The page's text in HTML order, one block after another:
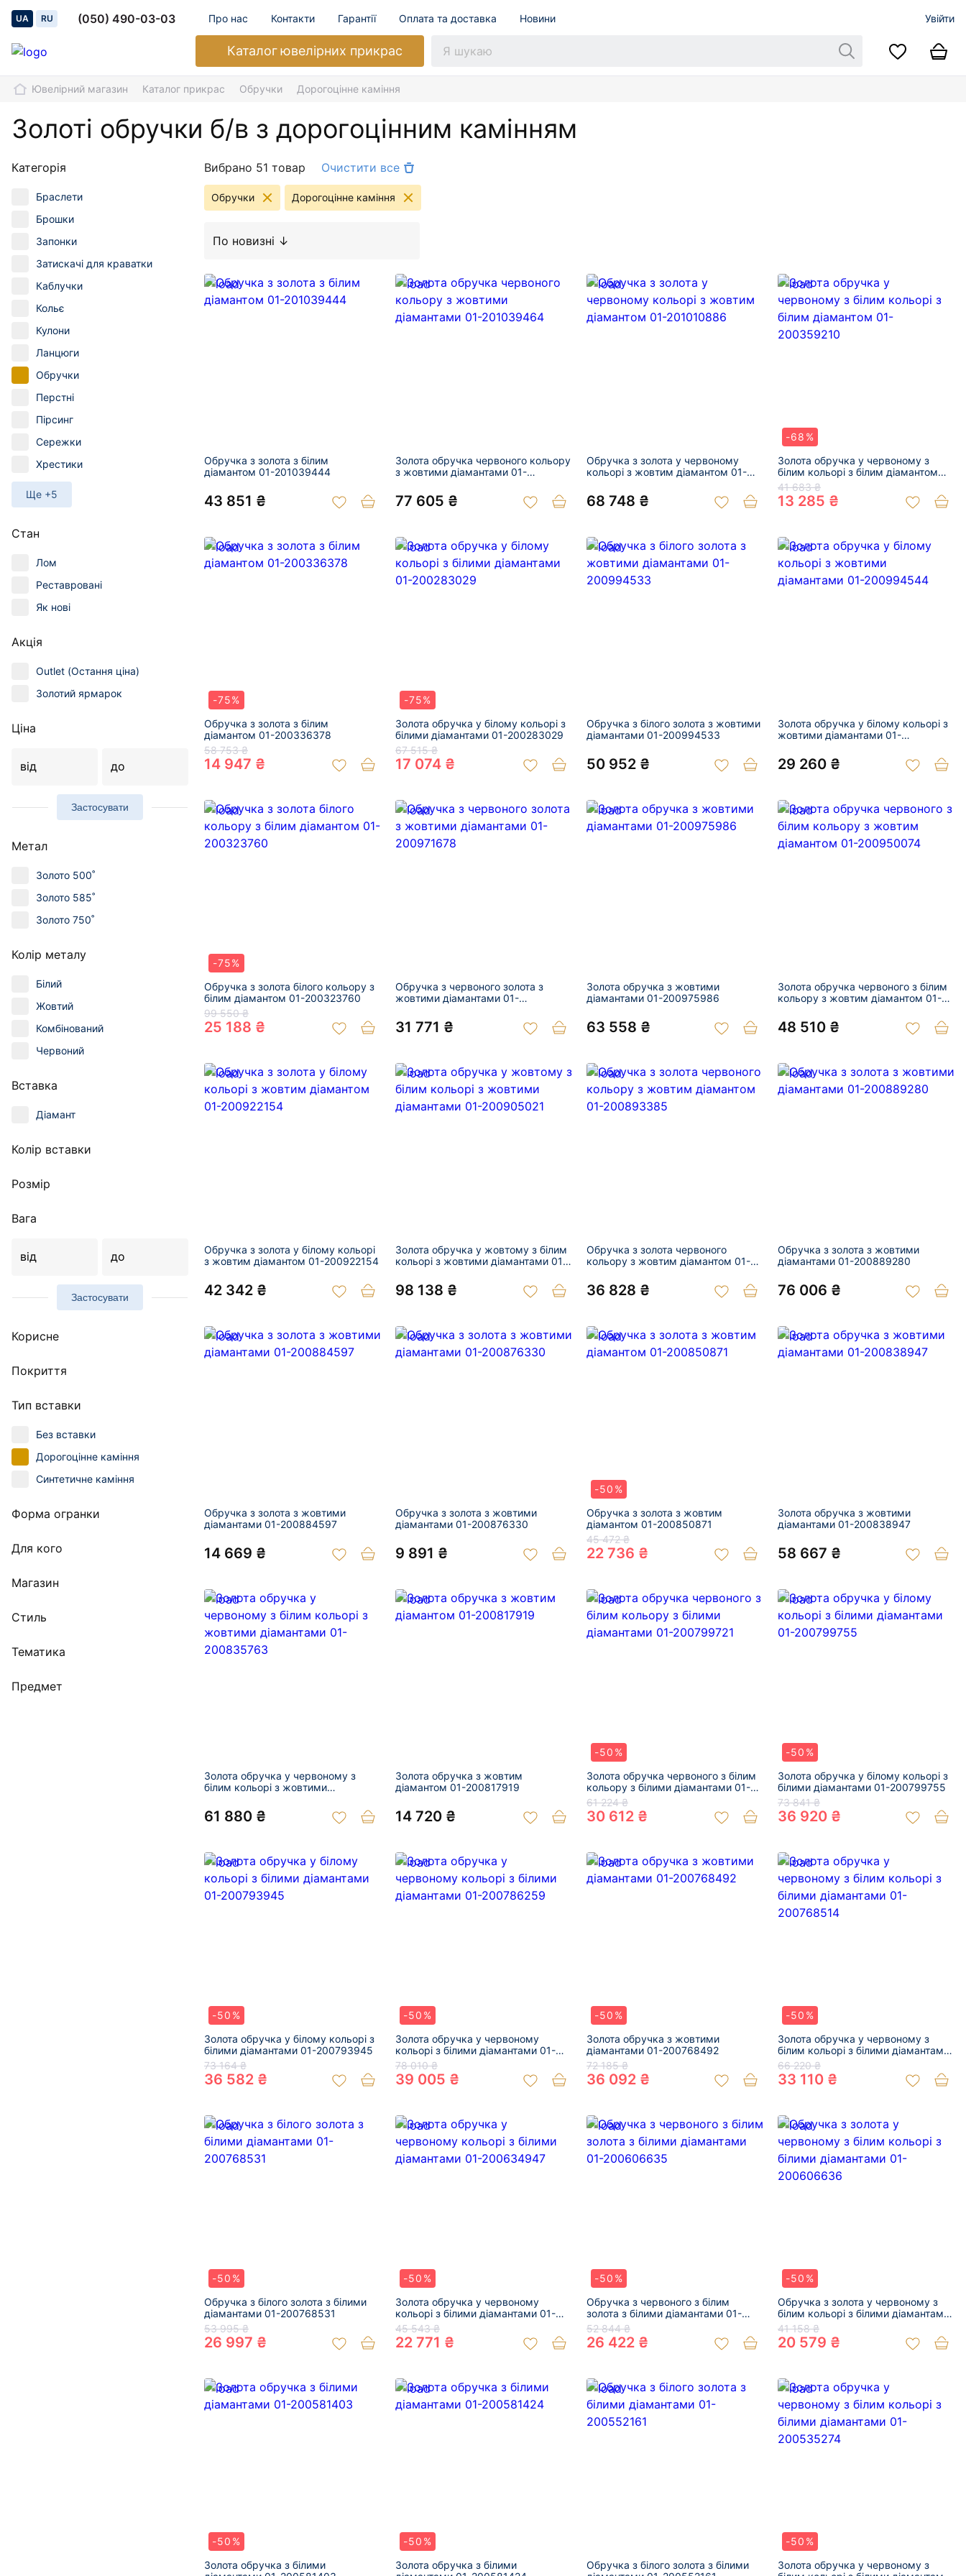
UA RU (050) 490-03-03 Про нас Контакти Гарантії Оплата та доставка Новини Увійти
Каталогювелірних прикрас
Ювелірний магазин Каталог прикрас Обручки Дорогоцінне каміння
Золоті обручки б/в з дорогоцінним камінням
Вибрано 51 товар Очистити все
Обручки Дорогоцінне каміння
По новизні ↓
Обручка з золота з білим
діамантом 01-201039444
43 851 ₴
Золота обручка червоного кольору
з жовтими діамантами 01-
77 605 ₴
Обручка з золота у червоному
кольорі з жовтим діамантом 01-
68 748 ₴
-68%
Золота обручка у червоному з
білим кольорі з білим діамантом
01-200359210
41 683 ₴
13 285 ₴
-75%
Обручка з золота з білим
діамантом 01-200336378
58 753 ₴
14 947 ₴
-75%
Золота обручка у білому кольорі з
білими діамантами 01-200283029
67 515 ₴
17 074 ₴
Обручка з білого золота з жовтими
діамантами 01-200994533
50 952 ₴
Золота обручка у білому кольорі з
жовтими діамантами 01-
29 260 ₴
-75%
Обручка з золота білого кольору з
білим діамантом 01-200323760
99 550 ₴
25 188 ₴
Обручка з червоного золота з
жовтими діамантами 01-
31 771 ₴
Золота обручка з жовтими
діамантами 01-200975986
63 558 ₴
Золота обручка червоного з білим
кольору з жовтим діамантом 01-
48 510 ₴
Обручка з золота у білому кольорі
з жовтим діамантом 01-200922154
42 342 ₴
Золота обручка у жовтому з білим
кольорі з жовтими діамантами 01-
98 138 ₴
Обручка з золота червоного
кольору з жовтим діамантом 01-
36 828 ₴
Обручка з золота з жовтими
діамантами 01-200889280
76 006 ₴
Обручка з золота з жовтими
діамантами 01-200884597
14 669 ₴
Обручка з золота з жовтими
діамантами 01-200876330
9 891 ₴
-50%
Обручка з золота з жовтим
діамантом 01-200850871
45 472 ₴
22 736 ₴
Золота обручка з жовтими
діамантами 01-200838947
58 667 ₴
Золота обручка у червоному з
білим кольорі з жовтими
61 880 ₴
Золота обручка з жовтим
діамантом 01-200817919
14 720 ₴
-50%
Золота обручка червоного з білим
кольору з білими діамантами 01-
200799721
61 224 ₴
30 612 ₴
-50%
Золота обручка у білому кольорі з
білими діамантами 01-200799755
73 841 ₴
36 920 ₴
-50%
Золота обручка у білому кольорі з
білими діамантами 01-200793945
73 164 ₴
36 582 ₴
-50%
Золота обручка у червоному
кольорі з білими діамантами 01-
200786259
78 010 ₴
39 005 ₴
-50%
Золота обручка з жовтими
діамантами 01-200768492
72 185 ₴
36 092 ₴
-50%
Золота обручка у червоному з
білим кольорі з білими діамантами
01-200768514
66 220 ₴
33 110 ₴
-50%
Обручка з білого золота з білими
діамантами 01-200768531
53 995 ₴
26 997 ₴
-50%
Золота обручка у червоному
кольорі з білими діамантами 01-
200634947
45 543 ₴
22 771 ₴
-50%
Обручка з червоного з білим
золота з білими діамантами 01-
200606635
52 844 ₴
26 422 ₴
-50%
Обручка з золота у червоному з
білим кольорі з білими діамантами
01-200606636
41 158 ₴
20 579 ₴
-50%
Золота обручка з білими
-50%
Золота обручка з білими
Обручка з білого золота з білими
-50%
Золота обручка у червоному з
Категорія
Браслети
Брошки
Запонки
Затискачі для краватки
Каблучки
Кольє
Кулони
Ланцюги
Обручки
Перстні
Пірсинг
Сережки
Хрестики
Ще +5
Стан
Лом
Реставровані
Як нові
Акція
Outlet (Остання ціна)
Золотий ярмарок
Ціна
від до
Застосувати
Метал
Золото 500˚
Золото 585˚
Золото 750˚
Колір металу
Білий
Жовтий
Комбінований
Червоний
Вставка
Діамант
Колір вставки
Розмір
Вага
від до
Застосувати
Корисне
Покриття
Тип вставки
Без вставки
Дорогоцінне каміння
Синтетичне каміння
Форма огранки
Для кого
Магазин
Стиль
Тематика
Предмет